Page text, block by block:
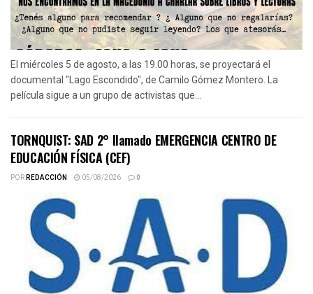
El miércoles 5 de agosto, a las 19.00 horas, se proyectará el
documental "Lago Escondido", de Camilo Gómez Montero. La
película sigue a un grupo de activistas que...
TORNQUIST: SAD 2° llamado EMERGENCIA CENTRO DE
EDUCACIÓN FÍSICA (CEF)
PORREDACCIÓN 05/08/2026 0